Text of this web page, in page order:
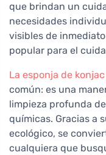
que brindan un
necesidades
visibles de
popular para el
La esponja de konjac
común: es una
limpieza profunda
químicas. Gracias a
ecológico, se
cualquiera que